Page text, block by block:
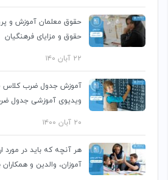
حقوق معلمان آموزش و
حقوق و مزایای فرهنگیان
۲۲ آبان ۱۴۰
آموزش جدول ضرب کلاس
ویدیوی آموزشی جدول ضرب از
۲۰ آبان ۱۴۰۰
هر آنچه که باید در مورد
آموزان، والدین و همکاران